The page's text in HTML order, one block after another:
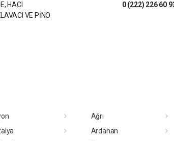
HACI
VE PİNO
0 (222) 226 60
Ağrı
Ardahan